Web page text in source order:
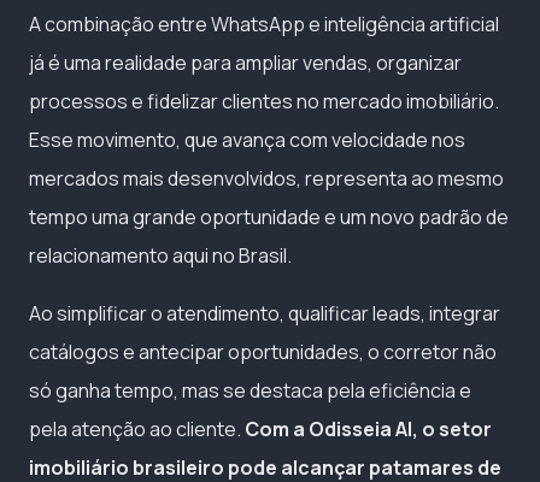
A combinação entre WhatsApp e inteligência artificial
já é uma realidade para ampliar vendas, organizar
processos e fidelizar clientes no mercado imobiliário.
Esse movimento, que avança com velocidade nos
mercados mais desenvolvidos, representa ao mesmo
tempo uma grande oportunidade e um novo padrão de
relacionamento aqui no Brasil.
Ao simplificar o atendimento, qualificar leads, integrar
catálogos e antecipar oportunidades, o corretor não
só ganha tempo, mas se destaca pela eficiência e
pela atenção ao cliente. Com a Odisseia AI, o setor
imobiliário brasileiro pode alcançar patamares de